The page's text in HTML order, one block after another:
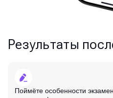
Результаты
Поймёте особенности